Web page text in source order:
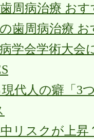
歯周病治療 お
の歯周病治療
学会学術大会
代人の癖「3
リスクが上